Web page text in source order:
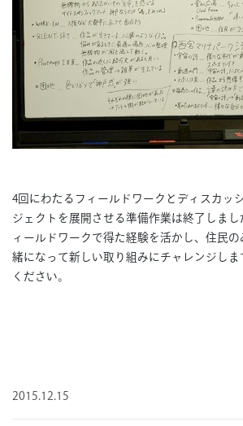
4回にわたるフィールドワークとディスカッ
ジェクトを展開させる準備作業は終了しまし
ィールドワークで得た経験を活かし、住民
緒になって新しい取り組みにチャレンジしま
ください。
2015.12.15